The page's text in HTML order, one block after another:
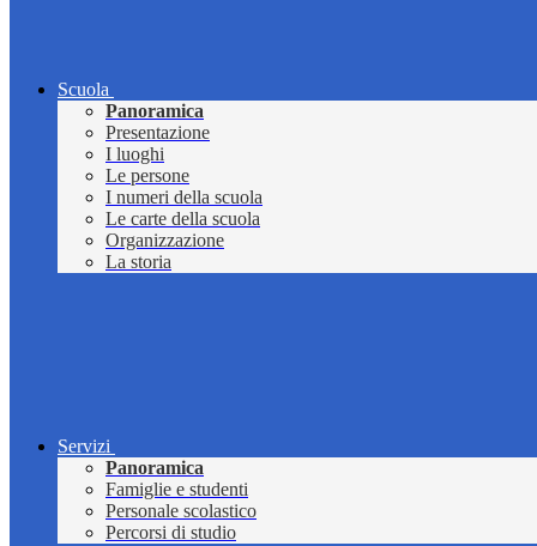
Scuola
Panoramica
Presentazione
I luoghi
Le persone
I numeri della scuola
Le carte della scuola
Organizzazione
La storia
Servizi
Panoramica
Famiglie e studenti
Personale scolastico
Percorsi di studio